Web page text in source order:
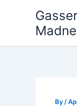
Gasser
By /